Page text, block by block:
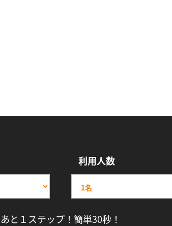
利用人数
あと１ステップ！簡単30秒！